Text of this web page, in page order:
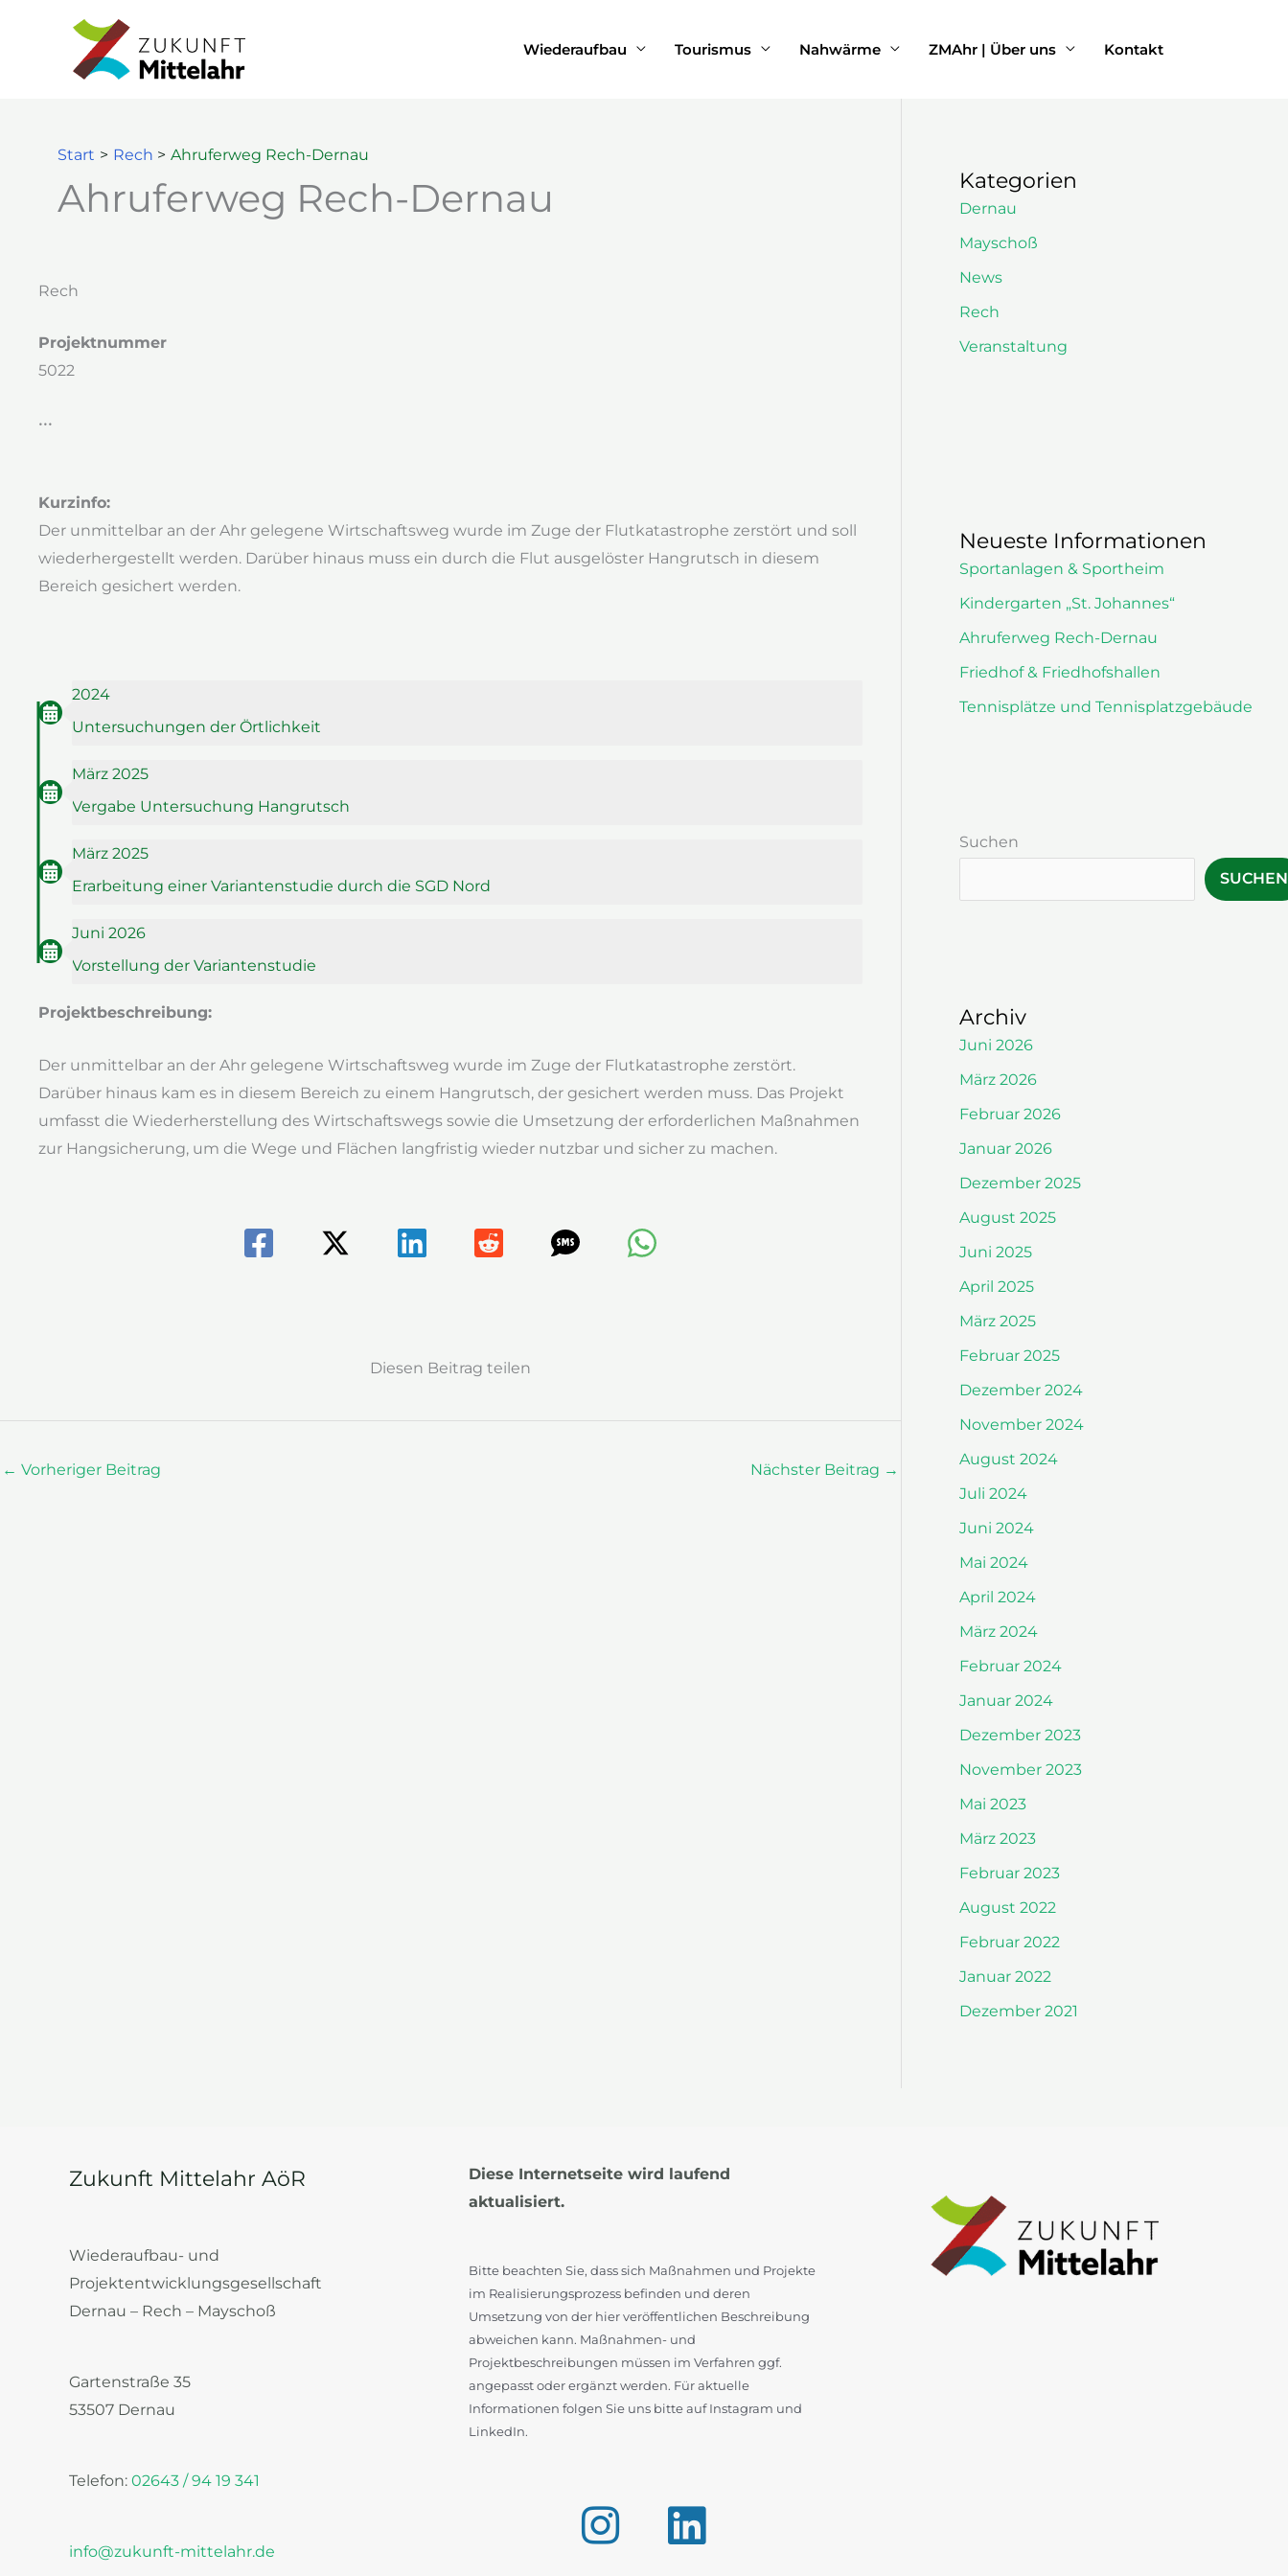
Wiederaufbau Tourismus Nahwärme ZMAhr | Über uns Kontakt
Start Rech
Start Rech Ahruferweg Rech-Dernau
Ahruferweg Rech-Dernau
Rech
Projektnummer
5022
•••
Kurzinfo:
Der unmittelbar an der Ahr gelegene Wirtschaftsweg wurde im Zuge der Flutkatastrophe zerstört und soll
wiederhergestellt werden. Darüber hinaus muss ein durch die Flut ausgelöster Hangrutsch in diesem
Bereich gesichert werden.
2024
Untersuchungen der Örtlichkeit
März 2025
Vergabe Untersuchung Hangrutsch
März 2025
Erarbeitung einer Variantenstudie durch die SGD Nord
Juni 2026
Vorstellung der Variantenstudie
Projektbeschreibung:
Der unmittelbar an der Ahr gelegene Wirtschaftsweg wurde im Zuge der Flutkatastrophe zerstört.
Darüber hinaus kam es in diesem Bereich zu einem Hangrutsch, der gesichert werden muss. Das Projekt
umfasst die Wiederherstellung des Wirtschaftswegs sowie die Umsetzung der erforderlichen Maßnahmen
zur Hangsicherung, um die Wege und Flächen langfristig wieder nutzbar und sicher zu machen.
Diesen Beitrag teilen
← Vorheriger Beitrag Nächster Beitrag →
Kategorien
Dernau
Mayschoß
News
Rech
Veranstaltung
Neueste Informationen
Sportanlagen & Sportheim
Kindergarten „St. Johannes“
Ahruferweg Rech-Dernau
Friedhof & Friedhofshallen
Tennisplätze und Tennisplatzgebäude
Suchen
SUCHEN
Archiv
Juni 2026
März 2026
Februar 2026
Januar 2026
Dezember 2025
August 2025
Juni 2025
April 2025
März 2025
Februar 2025
Dezember 2024
November 2024
August 2024
Juli 2024
Juni 2024
Mai 2024
April 2024
März 2024
Februar 2024
Januar 2024
Dezember 2023
November 2023
Mai 2023
März 2023
Februar 2023
August 2022
Februar 2022
Januar 2022
Dezember 2021
Zukunft Mittelahr AöR
Wiederaufbau- und
Projektentwicklungsgesellschaft
Dernau – Rech – Mayschoß
Gartenstraße 35
53507 Dernau
Telefon: 02643 / 94 19 341
info@zukunft-mittelahr.de
Diese Internetseite wird laufend
aktualisiert.
Bitte beachten Sie, dass sich Maßnahmen und Projekte
im Realisierungsprozess befinden und deren
Umsetzung von der hier veröffentlichen Beschreibung
abweichen kann. Maßnahmen- und
Projektbeschreibungen müssen im Verfahren ggf.
angepasst oder ergänzt werden. Für aktuelle
Informationen folgen Sie uns bitte auf Instagram und
LinkedIn.